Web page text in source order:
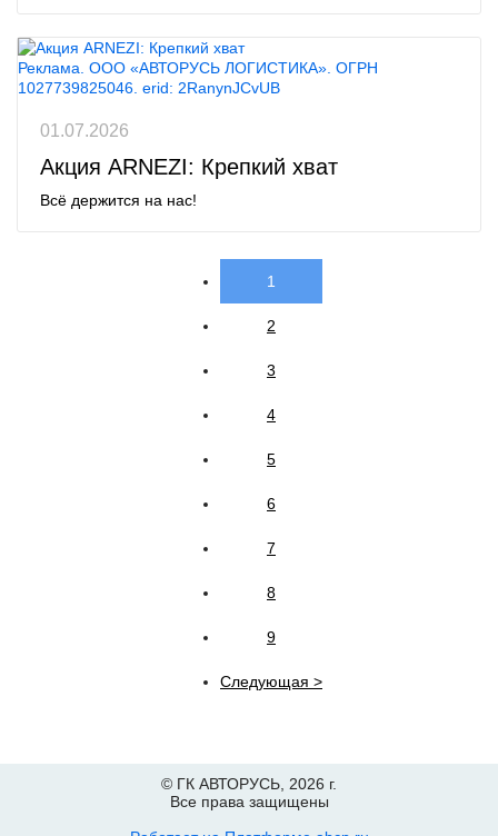
Реклама. ООО «АВТОРУСЬ ЛОГИСТИКА». ОГРН
1027739825046. erid: 2RanynJCvUB
01.07.2026
Акция ARNEZI: Крепкий хват
Всё держится на нас!
1
2
3
4
5
6
7
8
9
Следующая >
© ГК АВТОРУСЬ, 2026 г.
Все права защищены